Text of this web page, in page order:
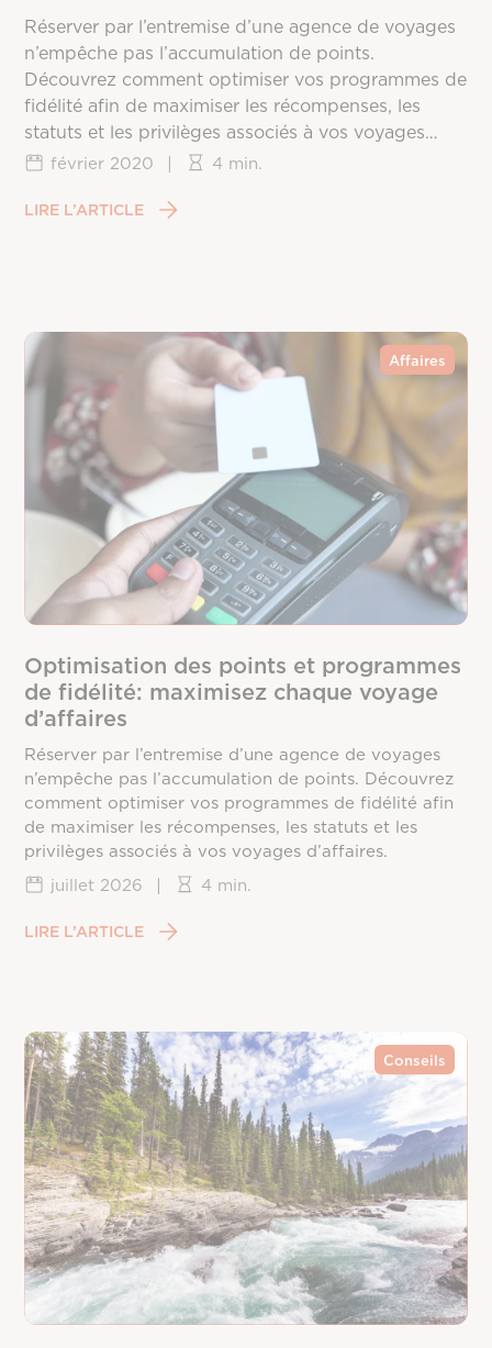
Réserver par l’entremise d’une agence de voyages
n’empêche pas l’accumulation de points.
Découvrez comment optimiser vos programmes de
fidélité afin de maximiser les récompenses, les
statuts et les privilèges associés à vos voyages
d’affaires.
février 2020 | 4 min.
LIRE L’ARTICLE
Affaires
Optimisation des points et programmes
de fidélité: maximisez chaque voyage
d’affaires
Réserver par l’entremise d’une agence de voyages
n’empêche pas l’accumulation de points. Découvrez
comment optimiser vos programmes de fidélité afin
de maximiser les récompenses, les statuts et les
privilèges associés à vos voyages d’affaires.
juillet 2026
| 4 min.
LIRE L’ARTICLE
Conseils